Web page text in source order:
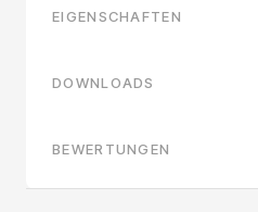
EIGENSCHAFTEN
DOWNLOADS
BEWERTUNGEN